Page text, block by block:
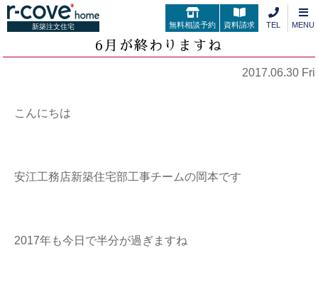
新築注文住宅 無料相談予約 資料請求 TEL MENU
6月が終わりますね
2017.06.30 Fri
こんにちは
安江工務店新築住宅部工事チームの岡本です
2017年も今日で半分が過ぎますね